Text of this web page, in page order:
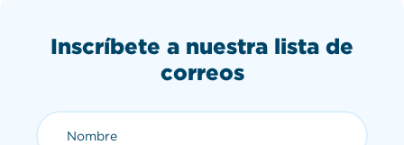
Inscríbete a nuestra lista de
correos
Nombre (requerido)